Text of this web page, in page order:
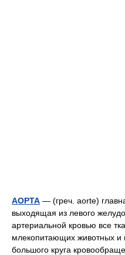
АОРТА — (греч. aorte)
выходящая из левого
артериальной кровью все
млекопитающих животных и
большого круга